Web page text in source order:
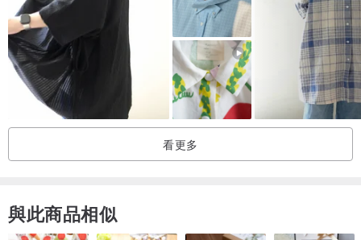
看更多
與此商品相似